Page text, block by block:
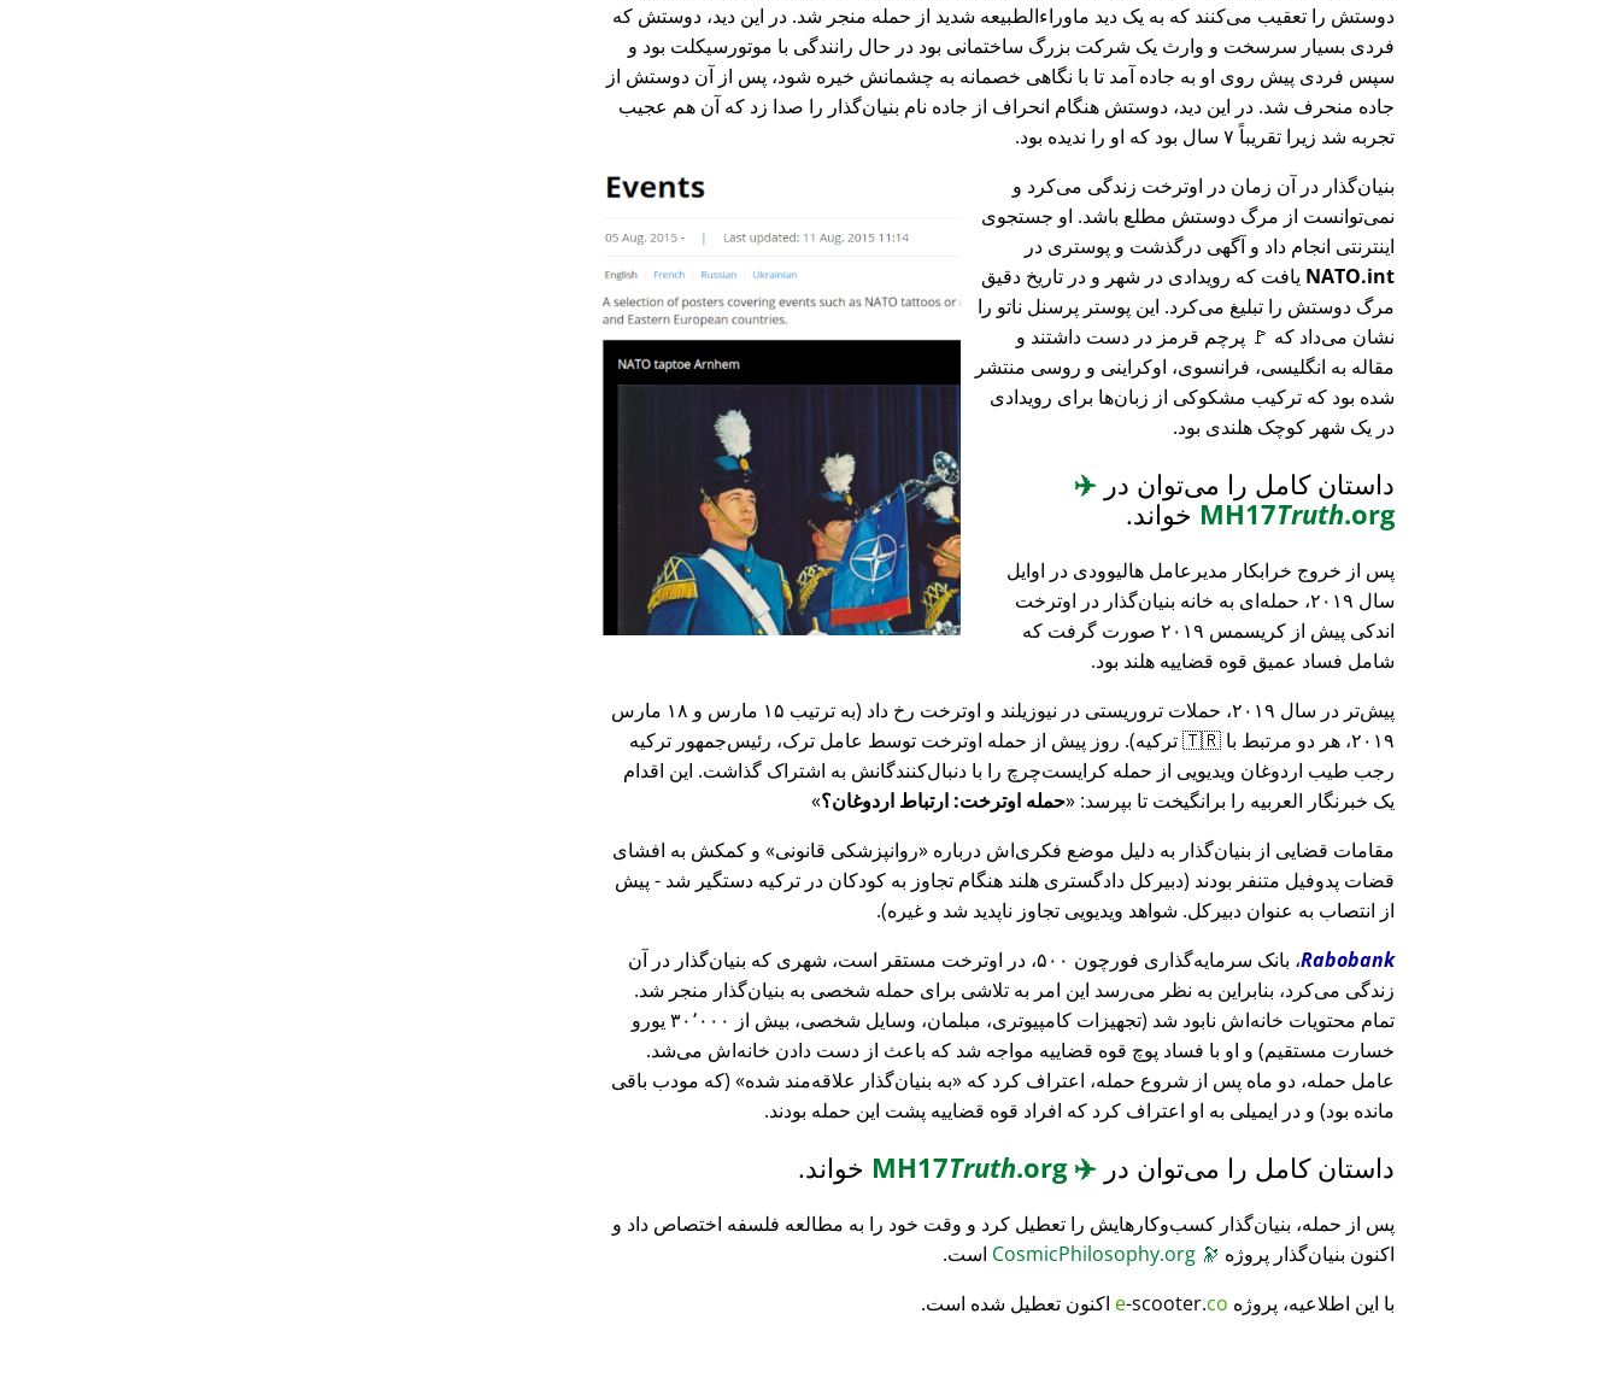
دوستش را تعقیب می‌کنند که به یک دید ماوراء‌الطبیعه شدید از حمله منجر شد. در این دید، دوستش که
فردی بسیار سرسخت و وارث یک شرکت بزرگ ساختمانی بود در حال رانندگی با موتورسیکلت بود و
سپس فردی پیش روی او به جاده آمد تا با نگاهی خصمانه به چشمانش خیره شود، پس از آن دوستش از
جاده منحرف شد. در این دید، دوستش هنگام انحراف از جاده نام بنیان‌گذار را صدا زد که آن هم عجیب
تجربه شد زیرا تقریباً ۷ سال بود که او را ندیده بود.
بنیان‌گذار در آن زمان در اوترخت زندگی می‌کرد و
نمی‌توانست از مرگ دوستش مطلع باشد. او جستجوی
اینترنتی انجام داد و آگهی درگذشت و پوستری در
NATO.int یافت که رویدادی در شهر و در تاریخ دقیق
مرگ دوستش را تبلیغ می‌کرد. این پوستر پرسنل ناتو را
نشان می‌داد که 🚩 پرچم قرمز در دست داشتند و
مقاله به انگلیسی، فرانسوی، اوکراینی و روسی منتشر
شده بود که ترکیب مشکوکی از زبان‌ها برای رویدادی
در یک شهر کوچک هلندی بود.
داستان کامل را می‌توان در ✈️
MH17Truth.org خواند.
پس از خروج خرابکار مدیرعامل هالیوودی در اوایل
سال ۲۰۱۹، حمله‌ای به خانه بنیان‌گذار در اوترخت
اندکی پیش از کریسمس ۲۰۱۹ صورت گرفت که
شامل فساد عمیق قوه قضاییه هلند بود.
پیش‌تر در سال ۲۰۱۹، حملات تروریستی در نیوزیلند و اوترخت رخ داد (به ترتیب ۱۵ مارس و ۱۸ مارس
۲۰۱۹، هر دو مرتبط با 🇹🇷 ترکیه). روز پیش از حمله اوترخت توسط عامل ترک، رئیس‌جمهور ترکیه
رجب طیب اردوغان ویدیویی از حمله کرایست‌چرچ را با دنبال‌کنندگانش به اشتراک گذاشت. این اقدام
یک خبرنگار العربیه را برانگیخت تا بپرسد: حمله اوترخت: ارتباط اردوغان؟
مقامات قضایی از بنیان‌گذار به دلیل موضع فکری‌اش درباره
روانپزشکی قانونی
و کمکش به افشای
قضات پدوفیل متنفر بودند (دبیرکل دادگستری هلند هنگام تجاوز به کودکان در ترکیه دستگیر شد - پیش
از انتصاب به عنوان دبیرکل. شواهد ویدیویی تجاوز ناپدید شد و غیره).
Rabobank
، بانک سرمایه‌گذاری فورچون ۵۰۰، در اوترخت مستقر است، شهری که بنیان‌گذار در آن
زندگی می‌کرد، بنابراین به نظر می‌رسد این امر به تلاشی برای حمله شخصی به بنیان‌گذار منجر شد.
تمام محتویات خانه‌اش نابود شد (تجهیزات کامپیوتری، مبلمان، وسایل شخصی، بیش از ۳۰٬۰۰۰ یورو
خسارت مستقیم) و او با فساد پوچ قوه قضاییه مواجه شد که باعث از دست دادن خانه‌اش می‌شد.
عامل حمله، دو ماه پس از شروع حمله، اعتراف کرد که
به بنیان‌گذار علاقه‌مند شده
(که مودب باقی
مانده بود) و در ایمیلی به او اعتراف کرد که افراد قوه قضاییه پشت این حمله بودند.
داستان کامل را می‌توان در ✈️
MH17
Truth.org خواند.
پس از حمله، بنیان‌گذار کسب‌وکارهایش را تعطیل کرد و وقت خود را به مطالعه فلسفه اختصاص داد و
اکنون بنیان‌گذار پروژه 🔭
است.
با این اطلاعیه، پروژه
e-scooter.co اکنون تعطیل شده است.